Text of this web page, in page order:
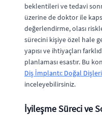
beklentileri ve tedavi
üzerine de doktor ile
değerlendirme, olası
sürecini kişiye özel hale
yapısı ve ihtiyaçları
planlaması esastır. Bu
Diş İmplantı: Doğal
inceleyebilirsiniz.
İyileşme Süreci ve